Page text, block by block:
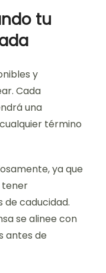
tu
y
Cada
una
término
ya que
tener
de caducidad.
se alinee con
antes de